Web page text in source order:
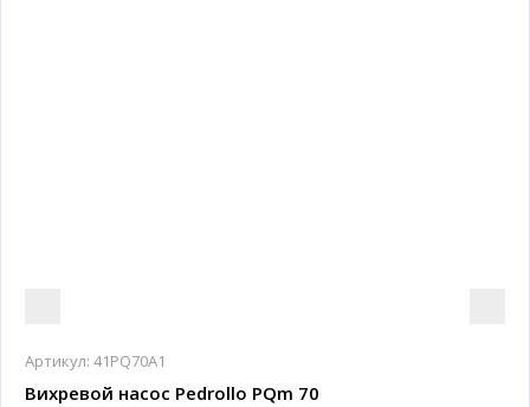
Артикул: 41PQ70A1
Вихревой насос Pedrollo PQm 70